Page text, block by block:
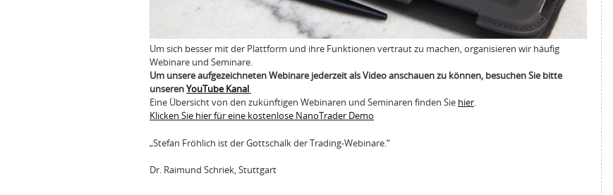
Um sich besser mit der Plattform und ihre Funktionen vertraut zu machen, organisieren wir häufig
Webinare und Seminare.
Um unsere aufgezeichneten Webinare jederzeit als Video anschauen zu können, besuchen Sie bitte
unserenYouTube Kanal
Eine Übersicht von den zukünftigen Webinaren und Seminaren finden Sie hier.
Klicken Sie hier für eine kostenlose NanoTrader Demo
„Stefan Fröhlich ist der Gottschalk der Trading-Webinare.“
Dr. Raimund Schriek, Stuttgart